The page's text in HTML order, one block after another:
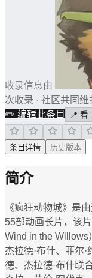
收录信息由
次收录 · 社区共同维
✏️ 编辑此条目 📍 看
条目详情 历史版本
简介
《疯狂动物城》是
55部动画长片，该
Wind in the Willows
杰拉德·布什、菲尔
德、杰拉德·布什联